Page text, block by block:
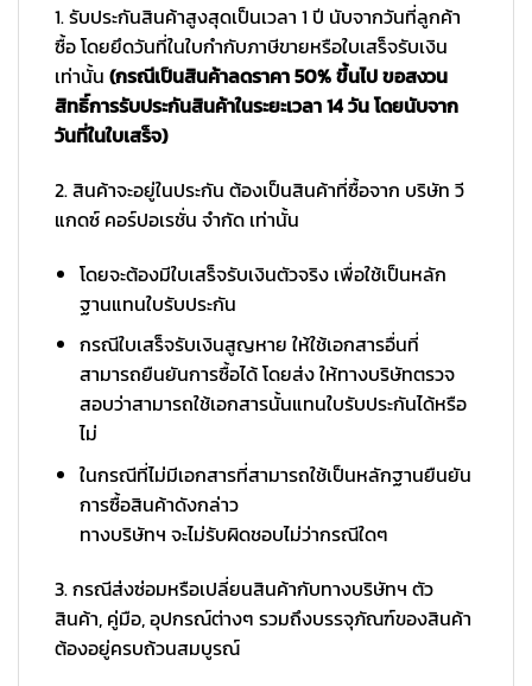
1. รับประกันสินค้าสูงสุดเป็นเวลา 1 ปี นับจากวันที่ลูกค้า
ซื้อ โดยยึดวันที่ในใบกำกับภาษีขายหรือใบเสร็จรับเงิน
เท่านั้น (กรณีเป็นสินค้าลดราคา 50% ขึ้นไป ขอสงวน
สิทธิ์การรับประกันสินค้าในระยะเวลา 14 วัน โดยนับจาก
วันที่ในใบเสร็จ)
2. สินค้าจะอยู่ในประกัน ต้องเป็นสินค้าที่ซื้อจาก บริษัท วี
แกดซ์ คอร์ปอเรชั่น จำกัด เท่านั้น
โดยจะต้องมีใบเสร็จรับเงินตัวจริง เพื่อใช้เป็นหลัก
ฐานแทนใบรับประกัน
กรณีใบเสร็จรับเงินสูญหาย ให้ใช้เอกสารอื่นที่
สามารถยืนยันการซื้อได้ โดยส่ง ให้ทางบริษัทตรวจ
สอบว่าสามารถใช้เอกสารนั้นแทนใบรับประกันได้หรือ
ไม่
ในกรณีที่ไม่มีเอกสารที่สามารถใช้เป็นหลักฐานยืนยัน
การซื้อสินค้าดังกล่าว
ทางบริษัทฯ จะไม่รับผิดชอบไม่ว่ากรณีใดๆ
3. กรณีส่งซ่อมหรือเปลี่ยนสินค้ากับทางบริษัทฯ ตัว
สินค้า, คู่มือ, อุปกรณ์ต่างๆ รวมถึงบรรจุภัณฑ์ของสินค้า
ต้องอยู่ครบถ้วนสมบูรณ์